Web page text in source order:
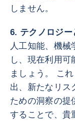
しません。
6. テクノロジ
人工知能、機械
し、現在利用可
ましょう。 こ
出、新たなリス
ための洞察の提
することで、貴